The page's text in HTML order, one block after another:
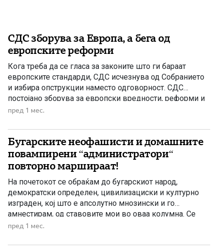
СДС зборува за Европа, а бега од
европските реформи
Кога треба да се гласа за законите што ги бараат
европските стандарди, СДС исчезнува од Собранието
и избира опструкции наместо одговорност. СДС
постојано зборува за европски вредности, реформи и
европски пат. Но, кога ќе дојде моментот тие зборови
европските вредности стануваат само празна
реторика, а реформите […]
пред 1 мес.
Бугарските неофашисти и домашните
повампирени “администратори“
повторно маршираат!
На почетокот се обраќам до бугарскиот народ,
демократски определен, цивилизациски и културно
изграден, кој што е апсолутно мнозински и го
амнестирам, од ставовите мои во оваа колумна. Се
однесуваат само на оние најрадикални елементи, што
време традиционалните пријателски и добрососедски
пред 1 мес.